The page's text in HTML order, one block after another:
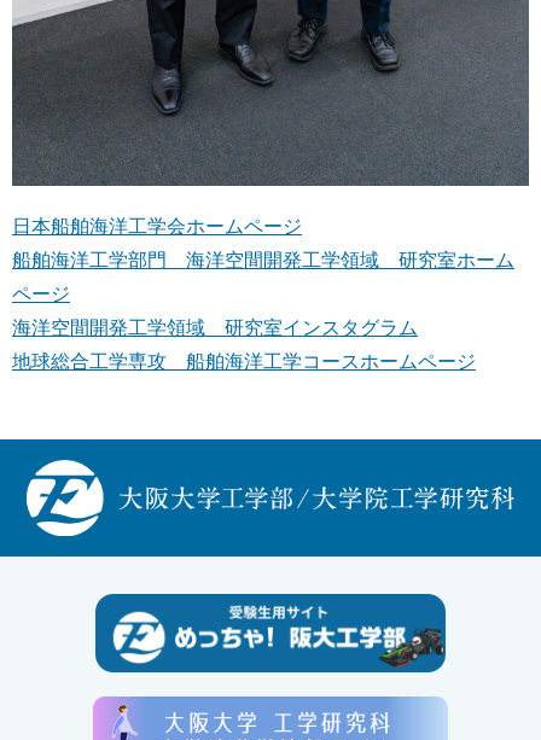
日本船舶海洋工学会ホームページ
船舶海洋工学部門 海洋空間開発工学領域 研究室ホーム
ページ
海洋空間開発工学領域 研究室インスタグラム
地球総合工学専攻 船舶海洋工学コースホームページ